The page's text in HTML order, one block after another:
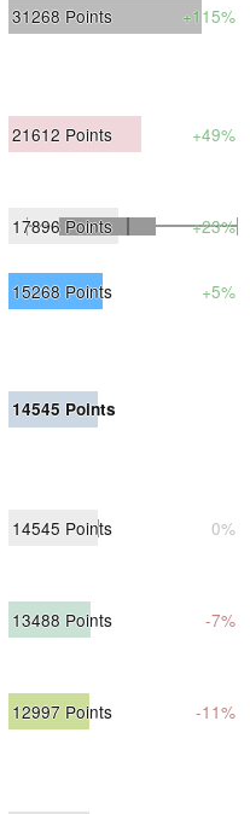
31268 Points +115%
21612 Points +49%
17896 Points +23%
15268 Points +5%
14545 Points
14545 Points 0%
13488 Points -7%
12997 Points -11%